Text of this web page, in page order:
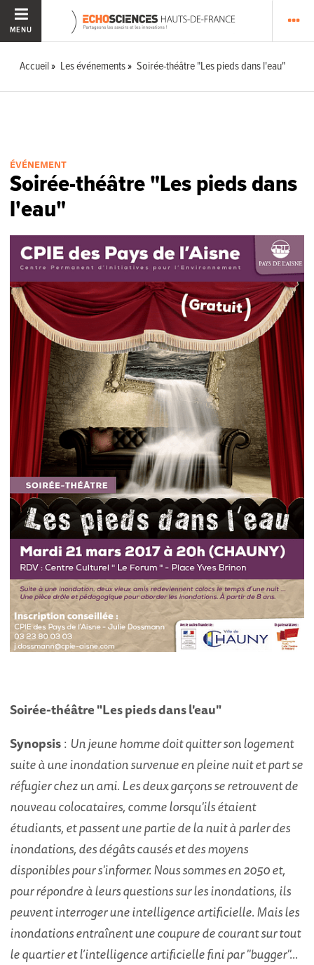
MENU
Accueil Les événements Soirée-théâtre "Les pieds dans l'eau"
ÉVÉNEMENT
Soirée-théâtre "Les pieds dans
l'eau"
Soirée-théâtre "Les pieds dans l'eau"
Synopsis: Un jeune homme doit quitter son logement
suite à une inondation survenue en pleine nuit et part se
réfugier chez un ami. Les deux garçons se retrouvent de
nouveau colocataires, comme lorsqu'ils étaient
étudiants, et passent une partie de la nuit à parler des
inondations, des dégâts causés et des moyens
disponibles pour s'informer. Nous sommes en 2050 et,
pour répondre à leurs questions sur les inondations, ils
peuvent interroger une intelligence artificielle. Mais les
inondations entraînent une coupure de courant sur tout
le quartier et l’intelligence artificielle fini par "bugger"...